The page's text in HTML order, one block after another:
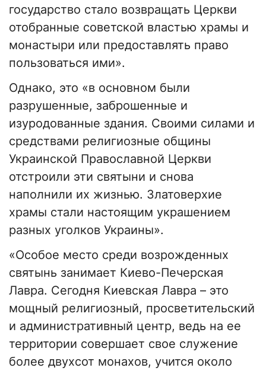
государство стало возвращать Церкви
отобранные советской властью храмы и
монастыри или предоставлять право
пользоваться ими».
Однако, это «в основном были
разрушенные, заброшенные и
изуродованные здания. Своими силами и
средствами религиозные общины
Украинской Православной Церкви
отстроили эти святыни и снова
наполнили их жизнью. Златоверхие
храмы стали настоящим украшением
разных уголков Украины».
«Особое место среди возрожденных
святынь занимает Киево-Печерская
Лавра. Сегодня Киевская Лавра – это
мощный религиозный, просветительский
и административный центр, ведь на ее
территории совершает свое служение
более двухсот монахов, учится около